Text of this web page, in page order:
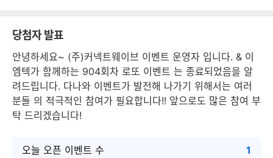
당첨자 발표
안녕하세요~ (주)커넥트웨이브 이벤트 운영자 입니다. & 이
엠텍가 함께하는 904회차 로또 이벤트 는 종료되었음을 알
려드립니다. 다나와 이벤트가 발전해 나가기 위해서는 여러
분들 의 적극적인 참여가 필요합니다!! 앞으로도 많은 참여 부
탁 드리겠습니다!
오늘 오픈 이벤트 수 1